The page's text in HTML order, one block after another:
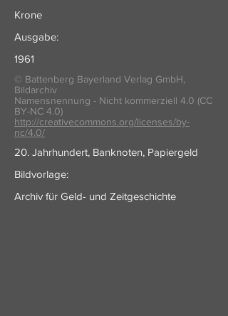
Krone
Ausgabe:
1961
© Battenberg Bayerland Verlag GmbH,
Bildarchiv
Namensnennung - Nicht kommerziell 4.0 (CC
BY-NC 4.0)
http://creativecommons.org/licenses/by-
nc/4.0/
20. Jahrhundert, Banknoten, Papiergeld
Bildvorlage:
Archiv für Geld- und Zeitgeschichte